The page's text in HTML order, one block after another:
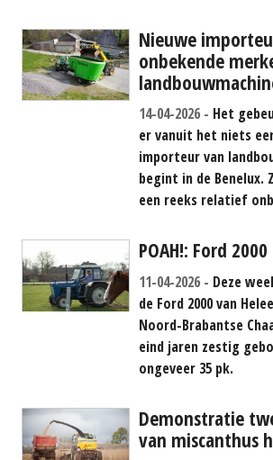
Nieuwe
onbekende
14-04-2026
Het
er vanuit het niets
importeur van
begint in de Benelux.
een reeks relatief
POAH!: Ford 2000
11-04-2026
Deze
de Ford 2000 van
Noord-Brabantse
eind jaren zestig
ongeveer 35 pk.
Demonstratie
van miscanthus